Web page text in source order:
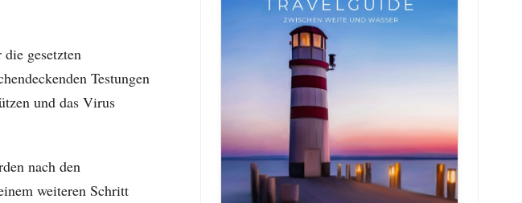
gesetzten
Testungen
und das Virus
nach den
weiteren Schritt